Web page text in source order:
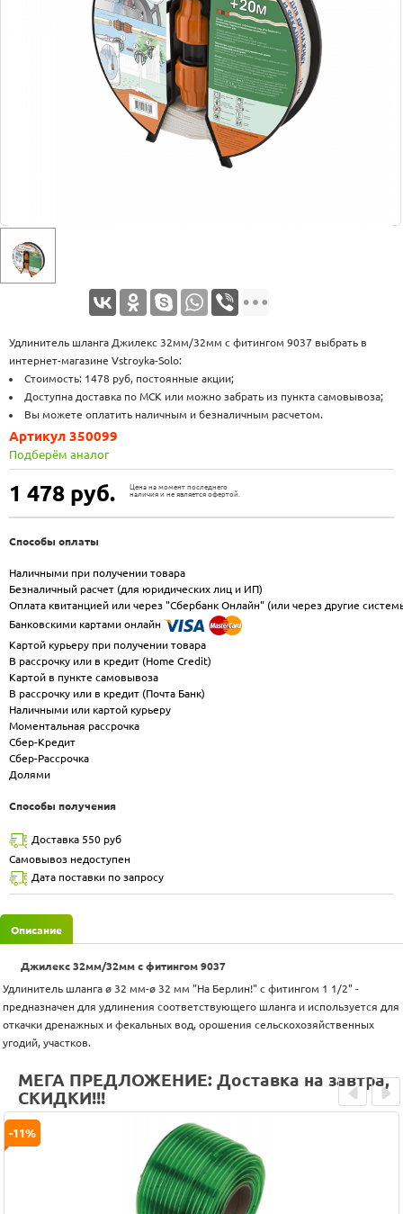
Удлинитель шланга Джилекс 32мм/32мм с фитингом 9037 выбрать в
интернет-магазине Vstroyka-Solo:
Стоимость: 1478 руб, постоянные акции;
Доступна доставка по МСК или можно забрать из пункта самовывоза;
Вы можете оплатить наличным и безналичным расчетом.
1 478 руб.
Цена на момент последнего
наличия и не является офертой.
Артикул 350099
Подберём аналог
Способы оплаты
Наличными при получении товара
Безналичный расчет (для юридических лиц и ИП)
Оплата квитанцией или через "Сбербанк Онлайн" (или через другие
Банковскими картами онлайн
Картой курьеру при получении товара
В рассрочку или в кредит (Home Credit)
Картой в пункте самовывоза
В рассрочку или в кредит (Почта Банк)
Наличными или картой курьеру
Моментальная рассрочка
Сбер-Кредит
Сбер-Рассрочка
Долями
Способы получения
Доставка 550 руб
Самовывоз недоступен
Дата поставки по запросу
Описание
Джилекс 32мм/32мм с фитингом 9037
Удлинитель шланга ø 32 мм-ø 32 мм "На Берлин!" с фитингом 1 1/2" -
предназначен для удлинения соответствующего шланга и используется для
откачки дренажных и фекальных вод, орошения сельскохозяйственных
угодий, участков.
МЕГА ПРЕДЛОЖЕНИЕ: Доставка на завтра,
СКИДКИ!!!
-11%
Prev Next